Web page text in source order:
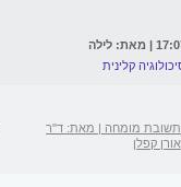
קלינית
תשובת מומחה | מאת: ד"ר
אורן קפלן